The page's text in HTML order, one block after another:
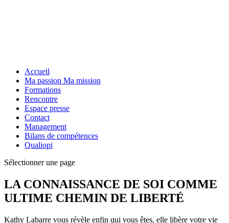
Accueil
Ma passion Ma mission
Formations
Rencontre
Espace presse
Contact
Management
Bilans de compétences
Qualiopi
Sélectionner une page
LA CONNAISSANCE DE SOI COMME
ULTIME CHEMIN DE LIBERTÉ
Kathy Labarre vous révèle enfin qui vous êtes, elle libère votre vie